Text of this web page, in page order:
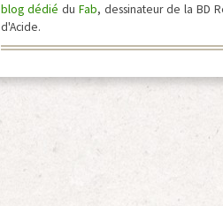
blog dédié du Fab, dessinateur de la BD
d'Acide.